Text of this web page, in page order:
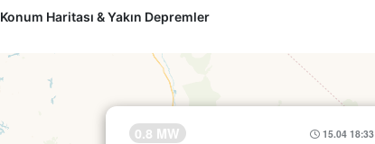
Konum Haritası & Yakın Depremler
0.8 MW 15.04 18:33